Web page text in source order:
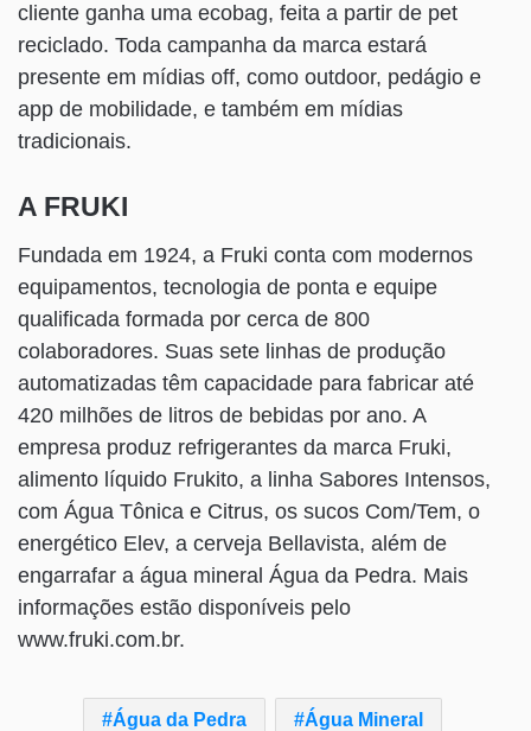
cliente ganha uma ecobag, feita a partir de pet
reciclado. Toda campanha da marca estará
presente em mídias off, como outdoor, pedágio e
app de mobilidade, e também em mídias
tradicionais.
A FRUKI
Fundada em 1924, a Fruki conta com modernos
equipamentos, tecnologia de ponta e equipe
qualificada formada por cerca de 800
colaboradores. Suas sete linhas de produção
automatizadas têm capacidade para fabricar até
420 milhões de litros de bebidas por ano. A
empresa produz refrigerantes da marca Fruki,
alimento líquido Frukito, a linha Sabores Intensos,
com Água Tônica e Citrus, os sucos Com/Tem, o
energético Elev, a cerveja Bellavista, além de
engarrafar a água mineral Água da Pedra. Mais
informações estão disponíveis pelo
www.fruki.com.br.
Água da Pedra Água Mineral